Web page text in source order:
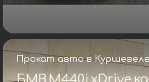
Прокат авто в Куршевеле